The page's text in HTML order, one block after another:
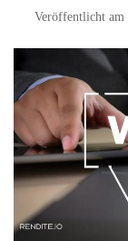
Veröffentlicht am